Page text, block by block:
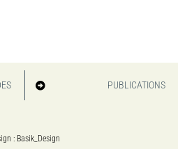
PUBLICATIONS
: Basik_Design